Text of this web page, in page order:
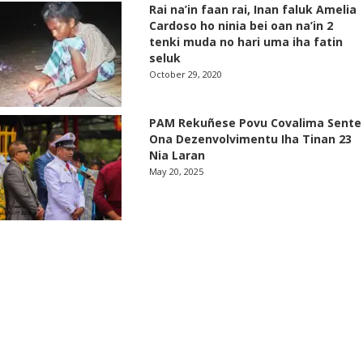
Rai na’in faan rai, Inan faluk Amelia
Cardoso ho ninia bei oan na’in 2
tenki muda no hari uma iha fatin
seluk
October 29, 2020
PAM Rekuñese Povu Covalima Sente
Ona Dezenvolvimentu Iha Tinan 23
Nia Laran
May 20, 2025